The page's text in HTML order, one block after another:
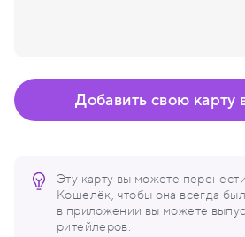
Эту карту вы можете
Кошелёк, чтобы она всегда
в приложении вы можете
ритейлеров.
Добавить свою карту